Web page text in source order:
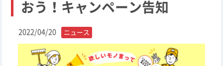
おう！キャンペーン告知
2022/04/20 ニュース